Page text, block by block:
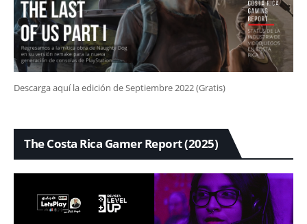
Descarga aquí la edición de Septiembre 2022 (Gratis)
The Costa Rica Gamer Report (2025)